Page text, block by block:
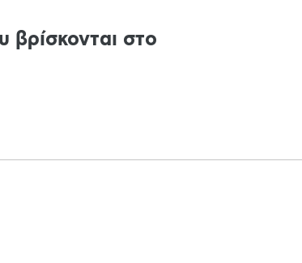
βρίσκονται στο